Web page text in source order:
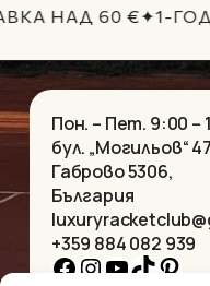
НАД 60 €✦1-
Пон. – Пет. 9:00 –
бул. „Могильов“
Габрово 5306,
България
+359 884 082 939
Facebook
Instagram
YouTube
TikTok